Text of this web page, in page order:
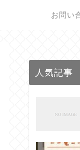
お問い
人気記事